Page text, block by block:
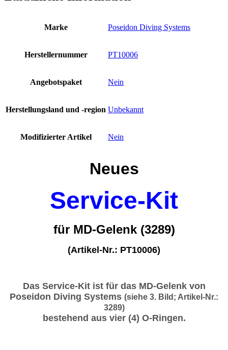
Poseidon
Marke Poseidon Diving Systems
Herstellernummer PT10006
Angebotspaket Nein
Herstellungsland und -region Unbekannt
Modifizierter Artikel Nein
Neues
Service-Kit
für MD-Gelenk (3289)
(Artikel-Nr.: PT10006)
Das Service-Kit ist für das MD-Gelenk von
Poseidon Diving Systems (siehe 3. Bild; Artikel-Nr.:
3289)
bestehend aus vier (4) O-Ringen.